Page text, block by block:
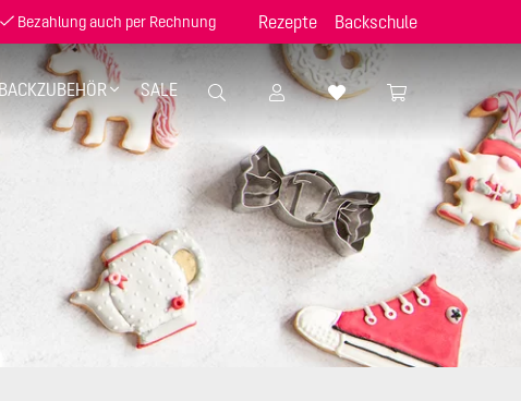
Bezahlung auch per Rechnung Rezepte Backschule
SALE